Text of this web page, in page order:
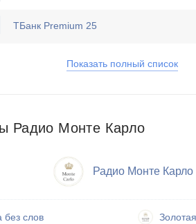
ТБанк Premium 25
Показать полный список
Радио Монте Карло
Радио Монте Карло
без слов